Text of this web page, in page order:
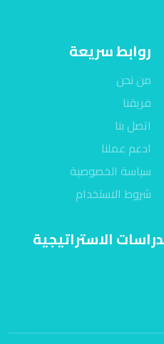
روابط سريعة
من نحن
فريقنا
اتصل بنا
ادعم عملنا
سياسة الخصوصية
شروط الاستخدام
الاستراتيجية